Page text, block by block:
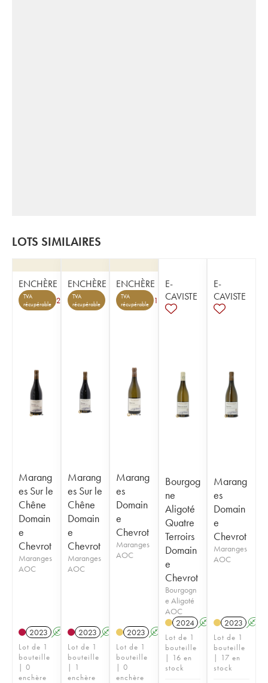
LOTS SIMILAIRES
ENCHÈRE
TVA
récupérable
2
Marang
es Sur le
Chêne
Domain
e
Chevrot
Maranges
AOC
2023 A
Lot de 1
bouteille
| 0
enchère
ENCHÈRE
TVA
récupérable
Marang
es Sur le
Chêne
Domain
e
Chevrot
Maranges
AOC
2023 A
Lot de 1
bouteille
| 1
enchère
ENCHÈRE
TVA
récupérable
1
Marang
es
Domain
e
Chevrot
Maranges
AOC
2023 A
Lot de 1
bouteille
| 0
enchère
E-
CAVISTE
Bourgog
ne
Aligoté
Quatre
Terroirs
Domain
e
Chevrot
Bourgogn
e Aligoté
AOC
2024 A
Lot de 1
bouteille
| 16 en
stock
E-
CAVISTE
Marang
es
Domain
e
Chevrot
Maranges
AOC
2023 A
Lot de 1
bouteille
| 17 en
stock